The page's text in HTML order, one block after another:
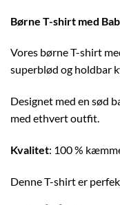
Børne T-shirt med
Vores børne T-shirt
superblød og holdbar
Designet med en sød
med ethvert outfit.
Kvalitet: 100 %
Denne T-shirt er